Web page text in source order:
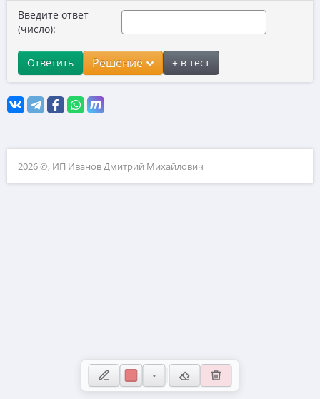
7. Функции и производные
9. Фигуры на квадратной решетке.
10. Прикладные задачи по планиметрии
12. Планиметрия
13. Стереометрия
20. Текстовые задачи
21. Нестандартные задачи
Введите ответ
(число):
Ответить Решение + в тест
2026 ©, ИП Иванов Дмитрий Михайлович